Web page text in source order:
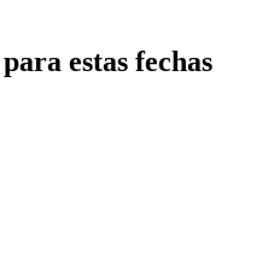
estas fechas